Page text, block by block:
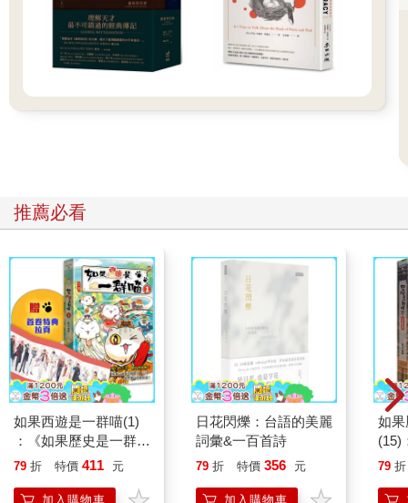
推薦必看
如果西遊是一群喵(1)
：《如果歷史是一群
喵》作者最新力作，附
79 折 特價 411 元
加入購物車
日花閃爍：台語的美麗
詞彙&一百首詩
79 折 特價 356 元
加入購物車
如
(15)
貓
79 折